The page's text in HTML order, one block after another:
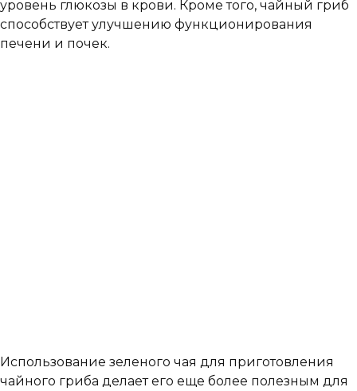
уровень глюкозы в крови. Кроме того, чайный гриб
способствует улучшению функционирования
печени и почек.
Использование зеленого чая для приготовления
чайного гриба делает его еще более полезным для